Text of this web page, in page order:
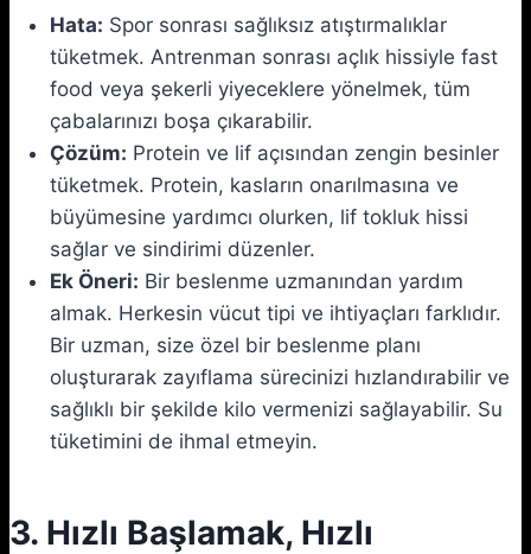
Hata: Spor sonrası sağlıksız atıştırmalıklar
tüketmek. Antrenman sonrası açlık hissiyle fast
food veya şekerli yiyeceklere yönelmek, tüm
çabalarınızı boşa çıkarabilir.
Çözüm: Protein ve lif açısından zengin besinler
tüketmek. Protein, kasların onarılmasına ve
büyümesine yardımcı olurken, lif tokluk hissi
sağlar ve sindirimi düzenler.
Ek Öneri: Bir beslenme uzmanından yardım
almak. Herkesin vücut tipi ve ihtiyaçları farklıdır.
Bir uzman, size özel bir beslenme planı
oluşturarak zayıflama sürecinizi hızlandırabilir ve
sağlıklı bir şekilde kilo vermenizi sağlayabilir. Su
tüketimini de ihmal etmeyin.
3. Hızlı Başlamak, Hızlı